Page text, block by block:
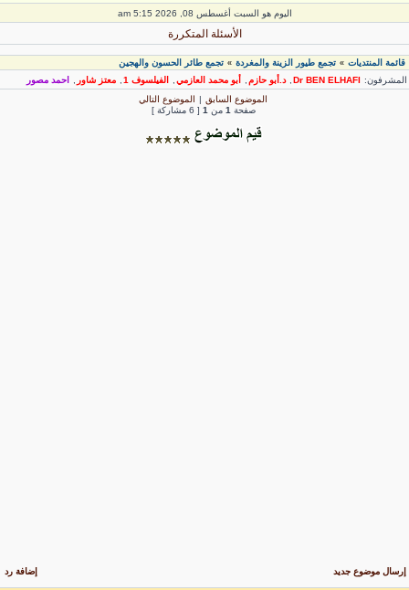
اليوم هو السبت أغسطس 08, 2026 5:15 am
الأسئلة المتكررة
قائمة المنتديات» تجمع طيور الزينة والمغردة» تجمع طائر الحسون والهجين
Dr BEN ELHAFI
, د.أبو حازم, أبو محمد العازمي , الفيلسوف 1 , معتز شاور
احمد مصور
الموضوع السابق| الموضوع التالي
صفحة1 من [ 6 مشاركة ]
إرسال موضوع جديد إضافة رد